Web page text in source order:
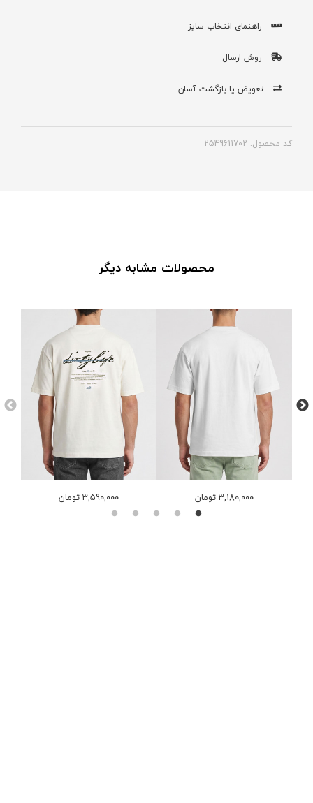
راهنمای انتخاب سایز
روش ارسال
تعویض یا بازگشت آسان
کد محصول: 2549611702
محصولات مشابه دیگر
3,590,000 تومان 3,180,000 تومان